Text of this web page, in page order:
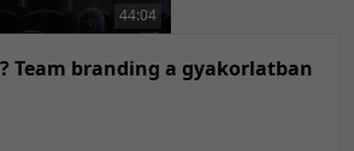
Utolsó módosítás szerint
Utolsó módosítás szerint
44:04
Team branding a gyakorlatban